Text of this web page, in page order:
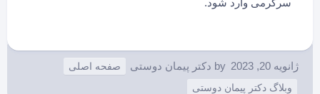
سرگرمی وارد شود.
ژانویه 20, 2023 by دکتر پیمان دوستی
صفحه اصلی
وبلاگ دکتر پیمان دوستی